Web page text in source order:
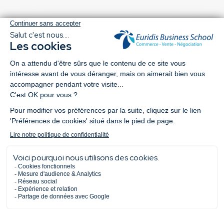
Dernières
actualités
13 Avr 2026
Meet Tech 2026 : Un
événement national au
cœur de l’écosystème